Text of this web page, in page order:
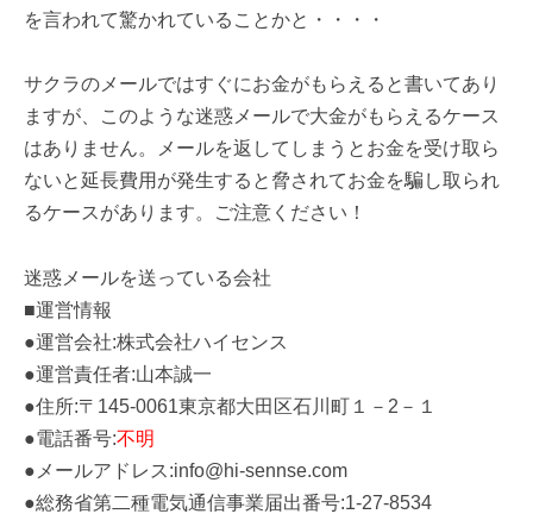
を言われて驚かれていることかと・・・・
サクラのメールではすぐにお金がもらえると書いてあり
ますが、このような迷惑メールで大金がもらえるケース
はありません。メールを返してしまうとお金を受け取ら
ないと延長費用が発生すると脅されてお金を騙し取られ
るケースがあります。ご注意ください！
迷惑メールを送っている会社
■運営情報
●運営会社:株式会社ハイセンス
●運営責任者:山本誠一
●住所:〒145-0061東京都大田区石川町１－2－１
●電話番号:不明
●メールアドレス:info@hi-sennse.com
●総務省第二種電気通信事業届出番号:1-27-8534